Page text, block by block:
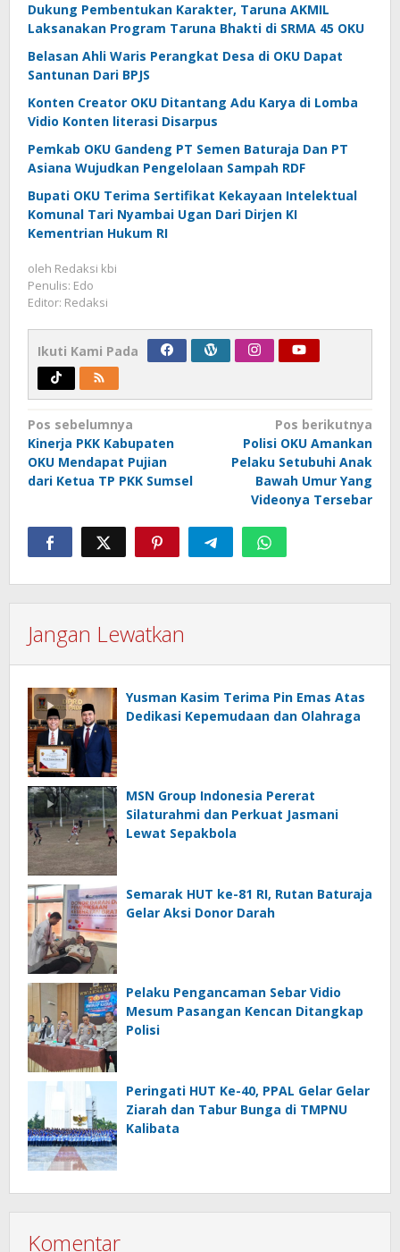
Dukung Pembentukan Karakter, Taruna AKMIL
Laksanakan Program Taruna Bhakti di SRMA 45 OKU
Belasan Ahli Waris Perangkat Desa di OKU Dapat
Santunan Dari BPJS
Konten Creator OKU Ditantang Adu Karya di Lomba
Vidio Konten literasi Disarpus
Pemkab OKU Gandeng PT Semen Baturaja Dan PT
Asiana Wujudkan Pengelolaan Sampah RDF
Bupati OKU Terima Sertifikat Kekayaan Intelektual
Komunal Tari Nyambai Ugan Dari Dirjen KI
Kementrian Hukum RI
oleh Redaksi kbi
Penulis: Edo
Editor: Redaksi
Ikuti Kami Pada
Navigasi
pos
Pos sebelumnya
Kinerja PKK Kabupaten
OKU Mendapat Pujian
dari Ketua TP PKK Sumsel
Pos berikutnya
Polisi OKU Amankan
Pelaku Setubuhi Anak
Bawah Umur Yang
Videonya Tersebar
Jangan Lewatkan
Yusman Kasim Terima Pin Emas Atas
Dedikasi Kepemudaan dan Olahraga
MSN Group Indonesia Pererat
Silaturahmi dan Perkuat Jasmani
Lewat Sepakbola
Semarak HUT ke-81 RI, Rutan Baturaja
Gelar Aksi Donor Darah
Pelaku Pengancaman Sebar Vidio
Mesum Pasangan Kencan Ditangkap
Polisi
Peringati HUT Ke-40, PPAL Gelar Gelar
Ziarah dan Tabur Bunga di TMPNU
Kalibata
Komentar